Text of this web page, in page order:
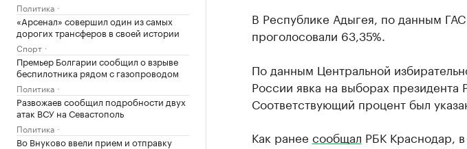
Политика
«Арсенал» совершил один из самых
дорогих трансферов в своей истории
Спорт
Премьер Болгарии сообщил о взрыве
беспилотника рядом с газопроводом
Политика
Развожаев сообщил подробности двух
атак ВСУ на Севастополь
Политика
Во Внуково ввели прием и отправку
В Республике Адыгея, по данным
проголосовали 63,35%.
По данным Центральной
России явка на выборах президента
Соответствующий процент был
Как ранее сообщал РБК Краснодар,